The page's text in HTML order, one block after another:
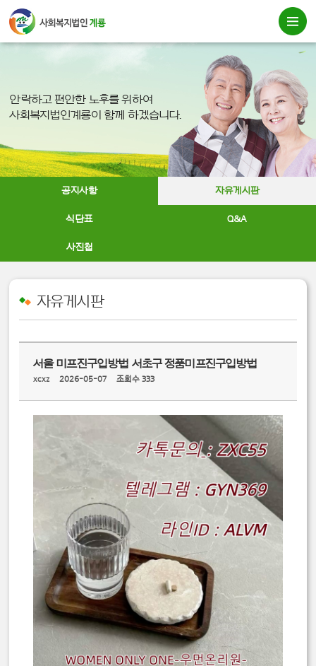
안락하고 편안한 노후를 위하여
사회복지법인계룡이 함께 하겠습니다.
공지사항 자유게시판
식단표 Q&A
사진첩
자유게시판
서울 미프진구입방법 서초구 정품미프진구입방법
xcxz 2026-05-07 조회수 333